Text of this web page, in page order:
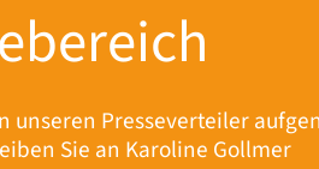
unseren Presseverteiler
Sie an Karoline Gollmer